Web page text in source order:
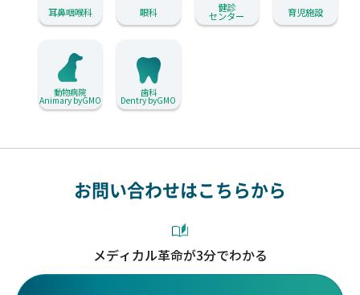
耳鼻咽喉科 眼科 健診
センター 育児施設
動物病院
Animary byGMO
歯科
Dentry byGMO
お問い合わせはこちらから
メディカル革命が3分でわかる